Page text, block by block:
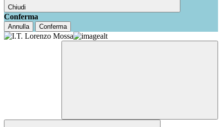
Chiudi
Conferma
Annulla Conferma